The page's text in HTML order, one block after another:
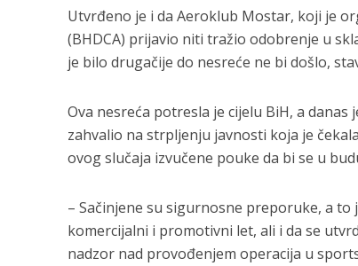
Utvrđeno je i da Aeroklub Mostar, koji je
(BHDCA) prijavio niti tražio odobrenje u
je bilo drugačije do nesreće ne bi došlo,
Ova nesreća potresla je cijelu BiH, a
zahvalio na strpljenju javnosti koja je
ovog slučaja izvučene pouke da bi se u
– Sačinjene su sigurnosne preporuke, a
komercijalni i promotivni let, ali i da se
nadzor nad provođenjem operacija u